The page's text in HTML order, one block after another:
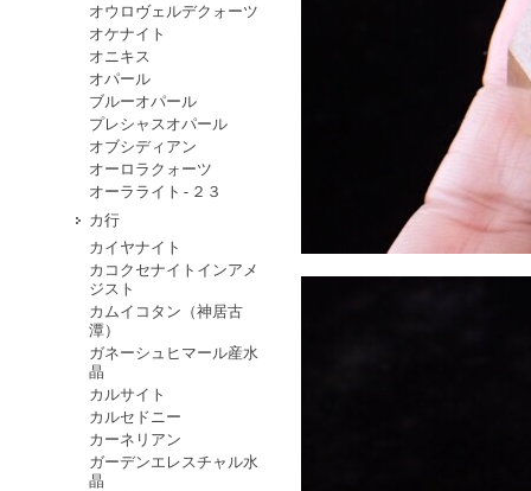
オウロヴェルデクォーツ
オケナイト
オニキス
オパール
ブルーオパール
プレシャスオパール
オブシディアン
オーロラクォーツ
オーラライト-２３
カ行
カイヤナイト
カコクセナイトインアメ
ジスト
カムイコタン（神居古
潭）
ガネーシュヒマール産水
晶
カルサイト
カルセドニー
カーネリアン
ガーデンエレスチャル水
晶